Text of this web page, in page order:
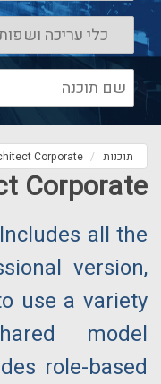
תוכנות Corporate
Corporate
all the
version,
use a variety
model
role-based